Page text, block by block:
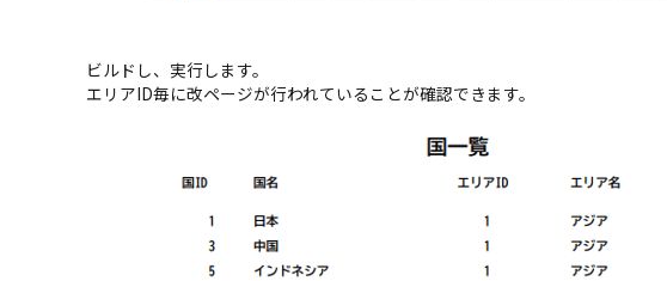
ビルドし、実行します。
エリアID毎に改ページが行われていることが確認できます。